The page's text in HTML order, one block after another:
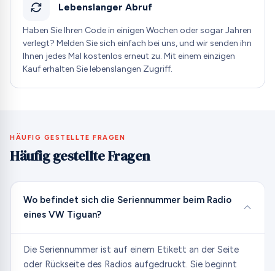
Lebenslanger Abruf
Haben Sie Ihren Code in einigen Wochen oder sogar Jahren
verlegt? Melden Sie sich einfach bei uns, und wir senden ihn
Ihnen jedes Mal kostenlos erneut zu. Mit einem einzigen
Kauf erhalten Sie lebenslangen Zugriff.
HÄUFIG GESTELLTE FRAGEN
Häufig gestellte Fragen
Wo befindet sich die Seriennummer beim Radio
eines VW Tiguan?
Die Seriennummer ist auf einem Etikett an der Seite
oder Rückseite des Radios aufgedruckt. Sie beginnt